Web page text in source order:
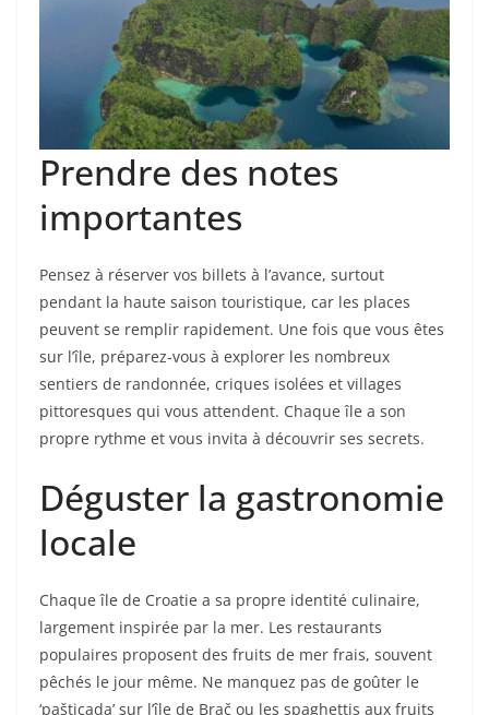
Prendre des notes
importantes
Pensez à réserver vos billets à l’avance, surtout
pendant la haute saison touristique, car les places
peuvent se remplir rapidement. Une fois que vous êtes
sur l’île, préparez-vous à explorer les nombreux
sentiers de randonnée, criques isolées et villages
pittoresques qui vous attendent. Chaque île a son
propre rythme et vous invita à découvrir ses secrets.
Déguster la gastronomie
locale
Chaque île de Croatie a sa propre identité culinaire,
largement inspirée par la mer. Les restaurants
populaires proposent des fruits de mer frais, souvent
pêchés le jour même. Ne manquez pas de goûter le
‘pašticada’ sur l’île de Brač ou les spaghettis aux fruits